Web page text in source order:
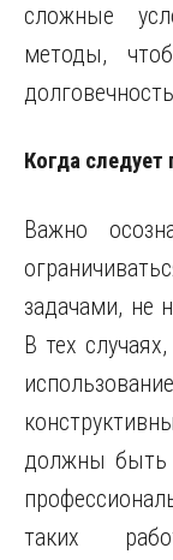
сложные
методы,
Когда следует
Важно
задачами, не
В тех
должны быть
таких